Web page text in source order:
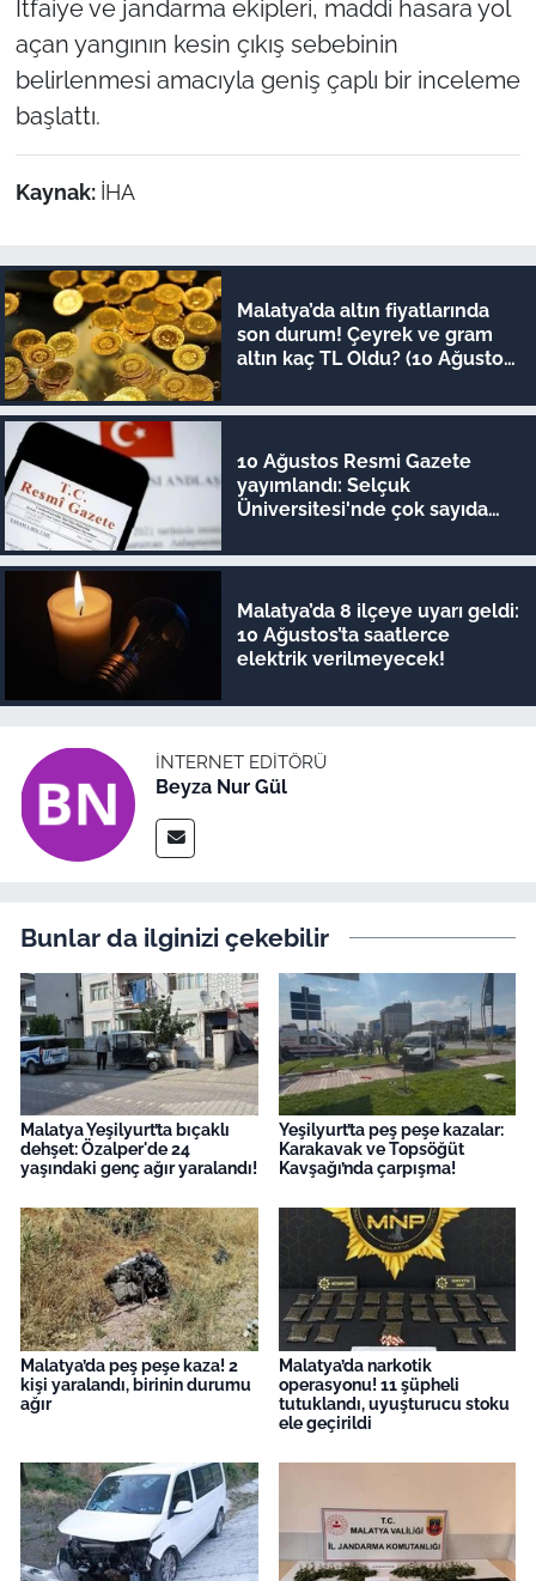
İtfaiye ve jandarma ekipleri, maddi hasara yol
açan yangının kesin çıkış sebebinin
belirlenmesi amacıyla geniş çaplı bir inceleme
başlattı.
Kaynak: İHA
Malatya’da altın fiyatlarında
son durum! Çeyrek ve gram
altın kaç TL Oldu? (10 Ağustos
10 Ağustos Resmi Gazete
yayımlandı: Selçuk
Üniversitesi'nde çok sayıda
Malatya’da 8 ilçeye uyarı geldi:
10 Ağustos’ta saatlerce
elektrik verilmeyecek!
İNTERNET EDITÖRÜ
Beyza Nur Gül
Bunlar da ilginizi çekebilir
Malatya Yeşilyurt’ta bıçaklı
dehşet: Özalper'de 24
yaşındaki genç ağır yaralandı!
Yeşilyurt’ta peş peşe kazalar:
Karakavak ve Topsöğüt
Kavşağı’nda çarpışma!
Malatya’da peş peşe kaza! 2
kişi yaralandı, birinin durumu
ağır
Malatya’da narkotik
operasyonu! 11 şüpheli
tutuklandı, uyuşturucu stoku
ele geçirildi